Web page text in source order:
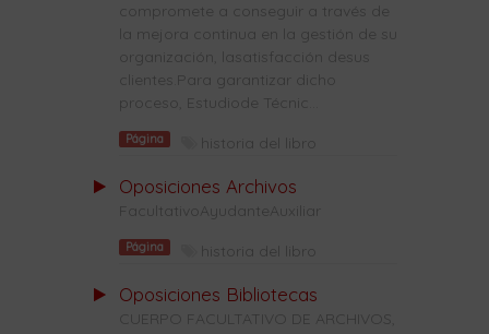
compromete a conseguir a través de
la mejora continua en la gestión de su
organización, lasatisfacción desus
clientes.Para garantizar dicho
proceso, Estudiode Técnic...
Página historia del libro
Oposiciones Archivos
FacultativoAyudanteAuxiliar
Página historia del libro
Oposiciones Bibliotecas
CUERPO FACULTATIVO DE ARCHIVOS,